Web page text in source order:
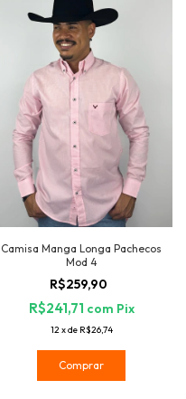
Camisa Manga Longa Pachecos
Mod 4
R$259,90
R$241,71 com Pix
12xde R$26,74
Comprar